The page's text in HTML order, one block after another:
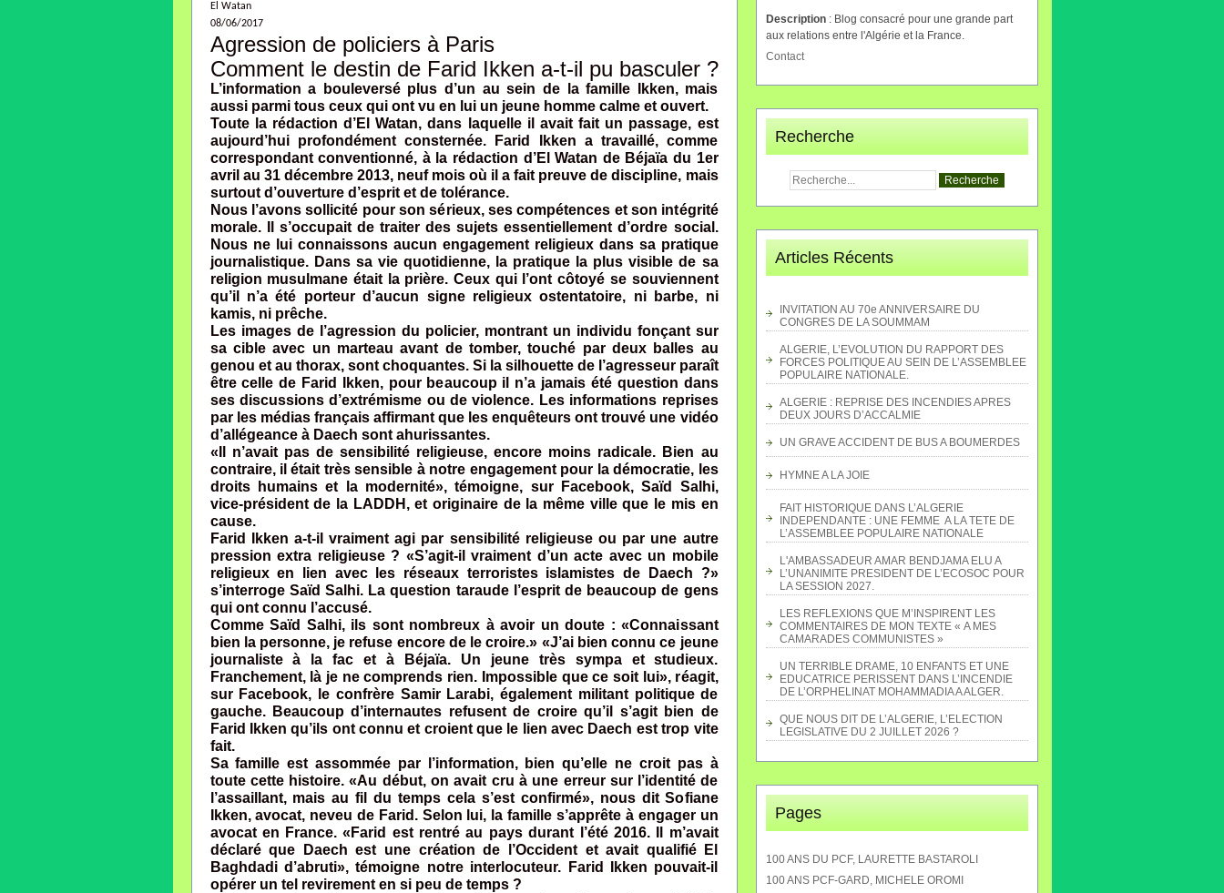
El Watan
08/06/2017
Agression de policiers à Paris
Comment le destin de Farid Ikken a-t-il pu basculer ?
L’information a bouleversé plus d’un au sein de la famille Ikken, mais
aussi parmi tous ceux qui ont vu en lui un jeune homme calme et ouvert.
Toute la rédaction d’El Watan, dans laquelle il avait fait un passage, est
aujourd’hui profondément consternée. Farid Ikken a travaillé, comme
correspondant conventionné, à la rédaction d’El Watan de Béjaïa du 1er
avril au 31 décembre 2013, neuf mois où il a fait preuve de discipline, mais
surtout d’ouverture d’esprit et de tolérance.
Nous l’avons sollicité pour son sérieux, ses compétences et son intégrité
morale. Il s’occupait de traiter des sujets essentiellement d’ordre social.
Nous ne lui connaissons aucun engagement religieux dans sa pratique
journalistique. Dans sa vie quotidienne, la pratique la plus visible de sa
religion musulmane était la prière. Ceux qui l’ont côtoyé se souviennent
qu’il n’a été porteur d’aucun signe religieux ostentatoire, ni barbe, ni
kamis, ni prêche.
Les images de l’agression du policier, montrant un individu fonçant sur
sa cible avec un marteau avant de tomber, touché par deux balles au
genou et au thorax, sont choquantes. Si la silhouette de l’agresseur paraît
être celle de Farid Ikken, pour beaucoup il n’a jamais été question dans
ses discussions d’extrémisme ou de violence. Les informations reprises
par les médias français affirmant que les enquêteurs ont trouvé une vidéo
d’allégeance à Daech sont ahurissantes.
«Il n’avait pas de sensibilité religieuse, encore moins radicale. Bien au
contraire, il était très sensible à notre engagement pour la démocratie, les
droits humains et la modernité», témoigne, sur Facebook, Saïd Salhi,
vice-président de la LADDH, et originaire de la même ville que le mis en
cause.
Farid Ikken a-t-il vraiment agi par sensibilité religieuse ou par une autre
pression extra religieuse ? «S’agit-il vraiment d’un acte avec un mobile
religieux en lien avec les réseaux terroristes islamistes de Daech ?»
s’interroge Saïd Salhi. La question taraude l’esprit de beaucoup de gens
qui ont connu l’accusé.
Comme Saïd Salhi, ils sont nombreux à avoir un doute : «Connaissant
bien la personne, je refuse encore de le croire.» «J’ai bien connu ce jeune
journaliste à la fac et à Béjaïa. Un jeune très sympa et studieux.
Franchement, là je ne comprends rien. Impossible que ce soit lui», réagit,
sur Facebook, le confrère Samir Larabi, également militant politique de
gauche. Beaucoup d’internautes refusent de croire qu’il s’agit bien de
Farid Ikken qu’ils ont connu et croient que le lien avec Daech est trop vite
fait.
Sa famille est assommée par l’information, bien qu’elle ne croit pas à
toute cette histoire. «Au début, on avait cru à une erreur sur l’identité de
l’assaillant, mais au fil du temps cela s’est confirmé», nous dit Sofiane
Ikken, avocat, neveu de Farid. Selon lui, la famille s’apprête à engager un
avocat en France. «Farid est rentré au pays durant l’été 2016. Il m’avait
déclaré que Daech est une création de l’Occident et avait qualifié El
Baghdadi d’abruti», témoigne notre interlocuteur. Farid Ikken pouvait-il
opérer un tel revirement en si peu de temps ?
Description : Blog consacré pour une grande part
aux relations entre l'Algérie et la France.
Contact
Recherche
Articles Récents
INVITATION AU 70e ANNIVERSAIRE DU
CONGRES DE LA SOUMMAM
ALGERIE, L’EVOLUTION DU RAPPORT DES
FORCES POLITIQUE AU SEIN DE L’ASSEMBLEE
POPULAIRE NATIONALE.
ALGERIE : REPRISE DES INCENDIES APRES
DEUX JOURS D’ACCALMIE
UN GRAVE ACCIDENT DE BUS A BOUMERDES
HYMNE A LA JOIE
FAIT HISTORIQUE DANS L’ALGERIE
INDEPENDANTE : UNE FEMME A LA TETE DE
L’ASSEMBLEE POPULAIRE NATIONALE
L'AMBASSADEUR AMAR BENDJAMA ELU A
L’UNANIMITE PRESIDENT DE L’ECOSOC POUR
LA SESSION 2027.
LES REFLEXIONS QUE M’INSPIRENT LES
COMMENTAIRES DE MON TEXTE « A MES
CAMARADES COMMUNISTES »
UN TERRIBLE DRAME, 10 ENFANTS ET UNE
EDUCATRICE PERISSENT DANS L’INCENDIE
DE L’ORPHELINAT MOHAMMADIA A ALGER.
QUE NOUS DIT DE L’ALGERIE, L’ELECTION
LEGISLATIVE DU 2 JUILLET 2026 ?
Pages
100 ANS DU PCF, LAURETTE BASTAROLI
100 ANS PCF-GARD, MICHELE OROMI